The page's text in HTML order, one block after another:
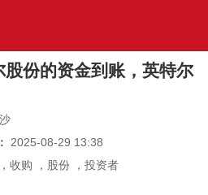
份的资金到账，英特尔
2025-08-29 13:38
， 收购 ， 股份 ， 投资者